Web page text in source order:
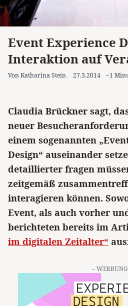
Event Experience
Interaktion auf
Von Katharina Stein 27.3.2014 ~1
Claudia Brückner sagt,
neuer
einem sogenannten
Design“ auseinander
detaillierter fragen
zeitgemäß
interagieren können.
Event, als auch vorher
berichteten bereits im
im digitalen Zeitalter“
–